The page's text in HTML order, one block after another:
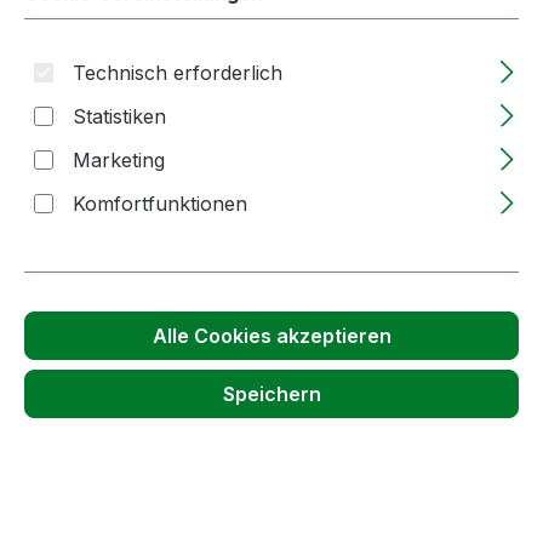
Produktgalerie überspringen
Technisch erforderlich
Statistiken
Marketing
Komfortfunktionen
Alle Cookies akzeptieren
Speichern